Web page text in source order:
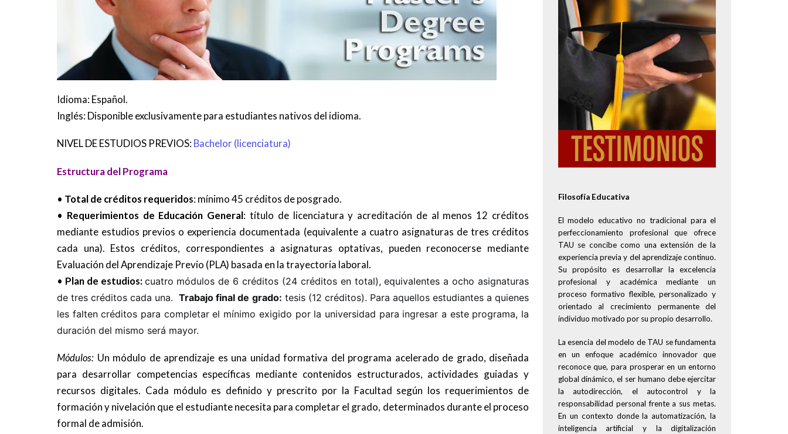
Idioma: Español.
Inglés: Disponible exclusivamente para estudiantes nativos del idioma.
NIVEL DE ESTUDIOS PREVIOS: Bachelor (licenciatura)
Estructura del Programa
• Total de créditos requeridos: mínimo 45 créditos de posgrado.
• Requerimientos de Educación General: título de licenciatura y acreditación de al menos 12 créditos
mediante estudios previos o experiencia documentada (equivalente a cuatro asignaturas de tres créditos
cada una). Estos créditos, correspondientes a asignaturas optativas, pueden reconocerse mediante
Evaluación del Aprendizaje Previo (PLA) basada en la trayectoria laboral.
• Plan de estudios: cuatro módulos de 6 créditos (24 créditos en total), equivalentes a ocho asignaturas
de tres créditos cada una.Trabajo final de grado: tesis (12 créditos). Para aquellos estudiantes a quienes
les falten créditos para completar el mínimo exigido por la universidad para ingresar a este programa, la
duración del mismo será mayor.
Módulos: Un módulo de aprendizaje es una unidad formativa del programa acelerado de grado, diseñada
para desarrollar competencias específicas mediante contenidos estructurados, actividades guiadas y
recursos digitales. Cada módulo es definido y prescrito por la Facultad según los requerimientos de
formación y nivelación que el estudiante necesita para completar el grado, determinados durante el proceso
formal de admisión.
Filosofía Educativa
El modelo educativo no tradicional para el
perfeccionamiento profesional que ofrece
TAU se concibe como una extensión de la
experiencia previa y del aprendizaje continuo.
Su propósito es desarrollar la excelencia
profesional y académica mediante un
proceso formativo flexible, personalizado y
orientado al crecimiento permanente del
individuo motivado por su propio desarrollo.
La esencia del modelo de TAU se fundamenta
en un enfoque académico innovador que
reconoce que, para prosperar en un entorno
global dinámico, el ser humano debe ejercitar
la autodirección, el autocontrol y la
responsabilidad personal frente a sus metas.
En un contexto donde la automatización, la
inteligencia artificial y la digitalización